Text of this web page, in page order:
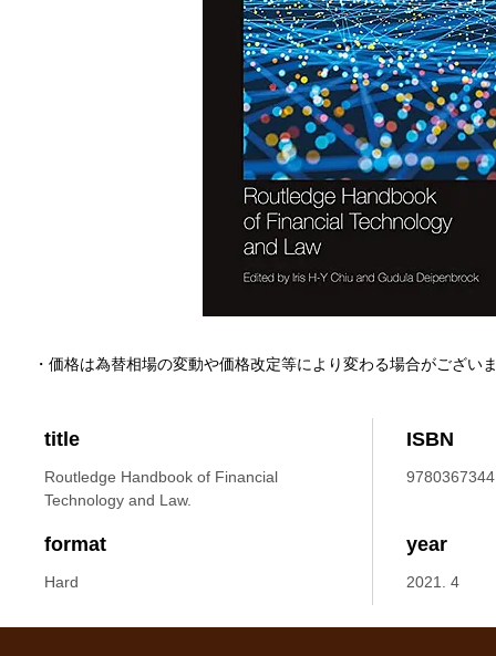
title
Routledge Handbook of Financial
Technology and Law.
ISBN
format
Hard
year
2021. 4
・価格は為替相場の変動や価格改定等により変わる場合がござい